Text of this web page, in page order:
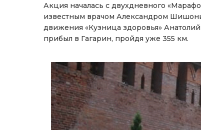
Акция началась с двухдневного
известным врачом Александром
движения «Кузница здоровья»
прибыл в Гагарин, пройдя уже 355 км.